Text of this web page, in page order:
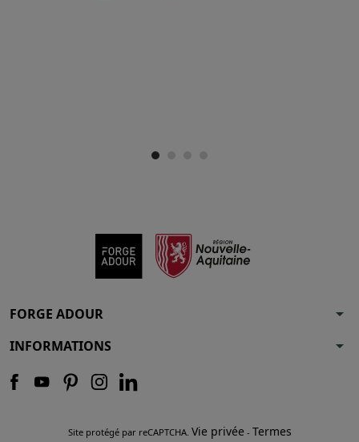
FORGE ADOUR arrow_drop_down
INFORMATIONS arrow_drop_down
Site protégé par reCAPTCHA. Vie privée - Termes